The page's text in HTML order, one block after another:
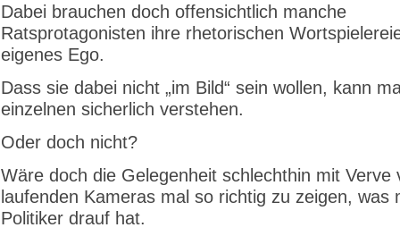
Dabei brauchen doch offensichtlich manche
Ratsprotagonisten ihre rhetorischen
eigenes Ego.
Dass sie dabei nicht „im Bild“ sein wollen, kann
einzelnen sicherlich verstehen.
Oder doch nicht?
Wäre doch die Gelegenheit schlechthin mit Verve
laufenden Kameras mal so richtig zu zeigen, was
Politiker drauf hat.